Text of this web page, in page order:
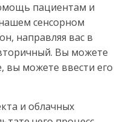
пациентам и
сенсорном
направляя вас в
Вы можете
вы можете ввести его
и облачных